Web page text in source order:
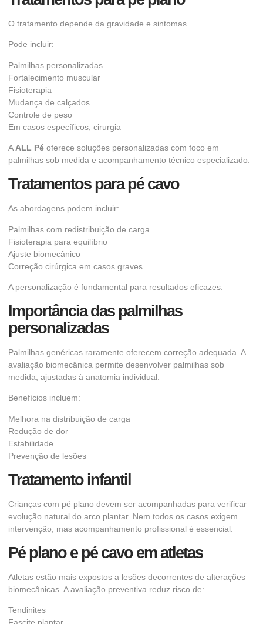
O tratamento depende da gravidade e sintomas.
Pode incluir:
Palmilhas personalizadas
Fortalecimento muscular
Fisioterapia
Mudança de calçados
Controle de peso
Em casos específicos, cirurgia
A ALL Pé oferece soluções personalizadas com foco em
palmilhas sob medida e acompanhamento técnico especializado.
Tratamentos para pé cavo
As abordagens podem incluir:
Palmilhas com redistribuição de carga
Fisioterapia para equilíbrio
Ajuste biomecânico
Correção cirúrgica em casos graves
A personalização é fundamental para resultados eficazes.
Importância das palmilhas
personalizadas
Palmilhas genéricas raramente oferecem correção adequada. A
avaliação biomecânica permite desenvolver palmilhas sob
medida, ajustadas à anatomia individual.
Benefícios incluem:
Melhora na distribuição de carga
Redução de dor
Estabilidade
Prevenção de lesões
Tratamento infantil
Crianças com pé plano devem ser acompanhadas para verificar
evolução natural do arco plantar. Nem todos os casos exigem
intervenção, mas acompanhamento profissional é essencial.
Pé plano e pé cavo em atletas
Atletas estão mais expostos a lesões decorrentes de alterações
biomecânicas. A avaliação preventiva reduz risco de:
Tendinites